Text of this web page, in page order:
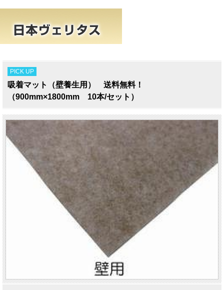
PICK UP
吸着マット（壁養生用） 送料無料！
（900mm×1800mm 10本/セット）